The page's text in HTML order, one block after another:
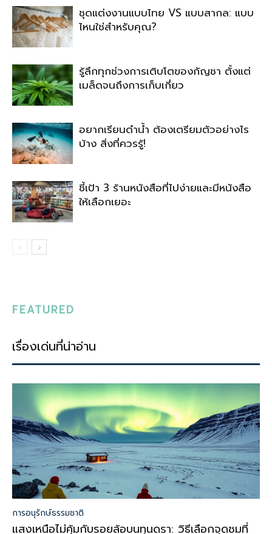
ชุดแต่งงานแบบไทย VS แบบสากล: แบบ
ไหนใช่สำหรับคุณ?
รู้ลึกทุกช่วงการเติบโตของกัญชา ตั้งแต่
เมล็ดจนถึงการเก็บเกี่ยว
อยากเรียนดำน้ำ ต้องเตรียมตัวอย่างไร
บ้าง สิ่งที่ควรรู้!
ชี้เป้า 3 ร้านหนังสือที่ไปง่ายและมีหนังสือ
ให้เลือกเยอะ
FEATURED
เรื่องเด่นที่น่าอ่าน
การอนุรักษ์ธรรมชาติ
แสงเหนือไม่คุ้มกับรอยล้อบนทุนดรา: วิธีเลือกจุดชมที่